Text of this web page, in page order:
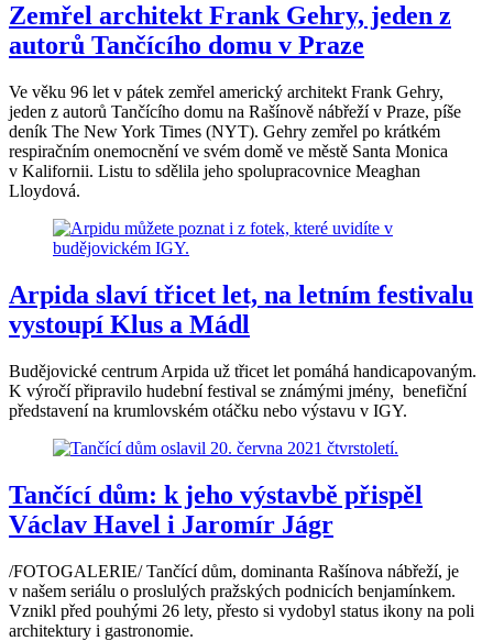
Zemřel architekt Frank Gehry, jeden z
autorů Tančícího domu v Praze
Ve věku 96 let v pátek zemřel americký architekt Frank Gehry,
jeden z autorů Tančícího domu na Rašínově nábřeží v Praze, píše
deník The New York Times (NYT). Gehry zemřel po krátkém
respiračním onemocnění ve svém domě ve městě Santa Monica
v Kalifornii. Listu to sdělila jeho spolupracovnice Meaghan
Lloydová.
Arpida slaví třicet let, na letním festivalu
vystoupí Klus a Mádl
Budějovické centrum Arpida už třicet let pomáhá handicapovaným.
K výročí připravilo hudební festival se známými jmény, benefiční
představení na krumlovském otáčku nebo výstavu v IGY.
Tančící dům: k jeho výstavbě přispěl
Václav Havel i Jaromír Jágr
/FOTOGALERIE/ Tančící dům, dominanta Rašínova nábřeží, je
v našem seriálu o proslulých pražských podnicích benjamínkem.
Vznikl před pouhými 26 lety, přesto si vydobyl status ikony na poli
architektury i gastronomie.